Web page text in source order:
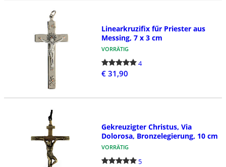
Linearkruzifix fűr Priester aus
Messing, 7 x 3 cm
VORRÄTIG
4
€ 31,90
Gekreuzigter Christus, Via
Dolorosa, Bronzelegierung, 10 cm
VORRÄTIG
5